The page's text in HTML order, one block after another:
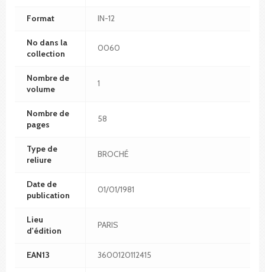
Format IN-12
No dans la
collection
0060
Nombre de
volume
1
Nombre de
pages
58
Type de
reliure
BROCHÉ
Date de
publication
01/01/1981
Lieu
d'édition
PARIS
EAN13 3600120112415